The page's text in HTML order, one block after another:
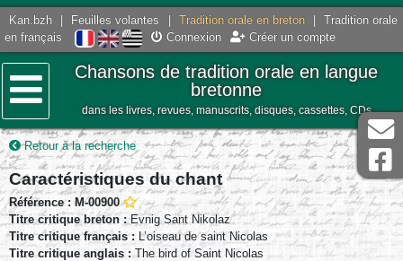
Kan.bzh Feuilles volantes Tradition orale en breton
Tradition orale
en français
Connexion Créer un compte
Menu
Chansons de tradition orale en langue
bretonne
dans les livres, revues, manuscrits, disques, cassettes, CDs
Retour à la recherche
Caractéristiques du chant
Référence : M-00900
Titre critique breton : Evnig Sant Nikolaz
Titre critique français : L’oiseau de saint Nicolas
Titre critique anglais : The bird of Saint Nicolas